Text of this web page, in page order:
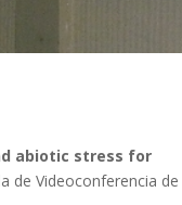
abiotic stress for
de Videoconferencia de